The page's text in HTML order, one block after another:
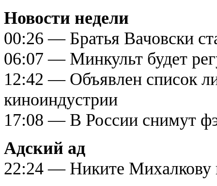
Новости недели
00:26 — Братья Вачовски
06:07 — Минкульт будет
12:42 — Объявлен список
киноиндустрии
17:08 — В России снимут
Адский ад
22:24 — Никите Михалкову